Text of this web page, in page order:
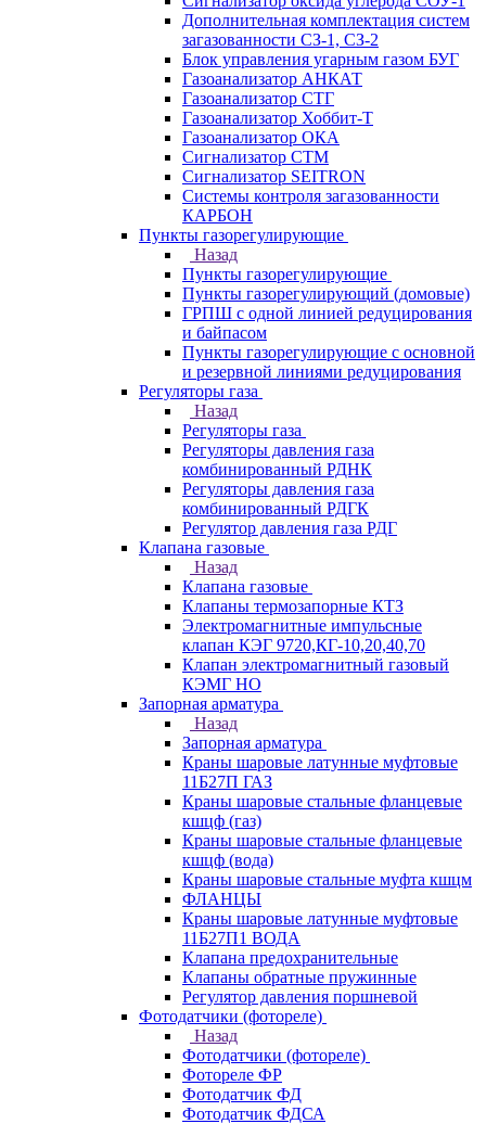
Дополнительная комплектация систем
загазованности СЗ-1, СЗ-2
Блок управления угарным газом БУГ
Газоанализатор АНКАТ
Газоанализатор СТГ
Газоанализатор Хоббит-Т
Газоанализатор ОКА
Сигнализатор СТМ
Сигнализатор SEITRON
Системы контроля загазованности
КАРБОН
Пункты газорегулирующие
Назад
Пункты газорегулирующие
Пункты газорегулирующий (домовые)
ГРПШ с одной линией редуцирования
и байпасом
Пункты газорегулирующие с основной
и резервной линиями редуцирования
Регуляторы газа
Назад
Регуляторы газа
Регуляторы давления газа
комбинированный РДНК
Регуляторы давления газа
комбинированный РДГК
Регулятор давления газа РДГ
Клапана газовые
Назад
Клапана газовые
Клапаны термозапорные КТЗ
Электромагнитные импульсные
клапан КЭГ 9720,КГ-10,20,40,70
Клапан электромагнитный газовый
КЭМГ НО
Запорная арматура
Назад
Запорная арматура
Краны шаровые латунные муфтовые
11Б27П ГАЗ
Краны шаровые стальные фланцевые
кшцф (газ)
Краны шаровые стальные фланцевые
кшцф (вода)
Краны шаровые стальные муфта кшцм
ФЛАНЦЫ
Краны шаровые латунные муфтовые
11Б27П1 ВОДА
Клапана предохранительные
Клапаны обратные пружинные
Регулятор давления поршневой
Фотодатчики (фотореле)
Назад
Фотодатчики (фотореле)
Фотореле ФР
Фотодатчик ФД
Фотодатчик ФДСА